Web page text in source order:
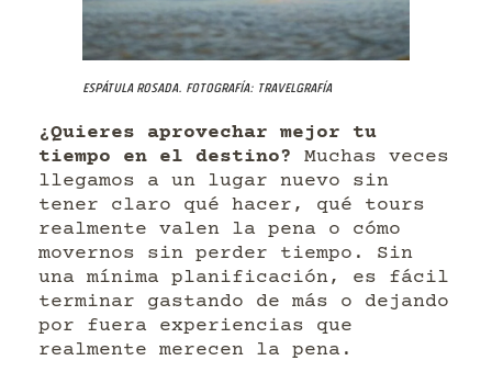
Espátula rosada. Fotografía: Travelgrafía
¿Quieres aprovechar mejor tu
tiempo en el destino? Muchas veces
llegamos a un lugar nuevo sin
tener claro qué hacer, qué tours
realmente valen la pena o cómo
movernos sin perder tiempo. Sin
una mínima planificación, es fácil
terminar gastando de más o dejando
por fuera experiencias que
realmente merecen la pena.